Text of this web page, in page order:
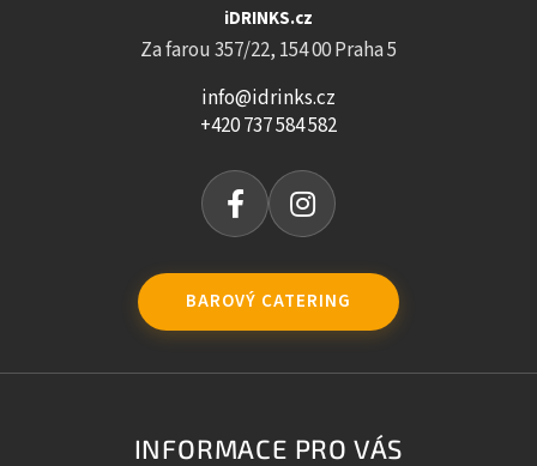
iDRINKS.cz
Za farou 357/22, 154 00 Praha 5
info@idrinks.cz
+420 737 584 582
BAROVÝ CATERING
INFORMACE PRO VÁS